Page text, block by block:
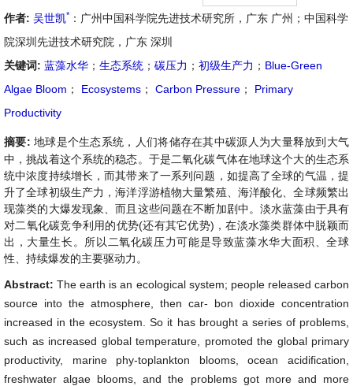
作者: 吴世凯* ：广州中国科学院先进技术研究所，广东 广州；中国科学
院深圳先进技术研究院，广东 深圳
关键词: 蓝藻水华 ； 生态系统 ； 碳压力 ； 初级生产力 ； Blue-Green
Algae Bloom ； Ecosystems ； Carbon Pressure ；
Primary
Productivity
摘要: 地球是个生态系统，人们将储存在其中碳源人为大量释放到大气
中，挑战着这个系统的稳态。于是二氧化碳气体在地球这个大的生态系
统中浓度持续增长，而其带来了一系列问题，如提高了全球的气温，提
升了全球初级生产力，海洋浮游植物大量繁殖、海洋酸化、全球频繁出
现藻类的大爆发现象、而且这些问题在不断加剧中。淡水蓝藻由于具有
对二氧化碳竞争利用的优势(还有其它优势)，在淡水藻类群体中脱颖而
出，大量生长。所以二氧化碳压力可能是导致蓝藻水华大面积、全球
性、持续爆发的主要驱动力。
Abstract:The earth is an ecological system; people released carbon
source into the atmosphere, then car- bon dioxide concentration
increased in the ecosystem. So it has brought a series of problems,
such as increased global temperature, promoted the global primary
productivity, marine phy-toplankton blooms, ocean acidification,
freshwater algae blooms, and the problems got more and more